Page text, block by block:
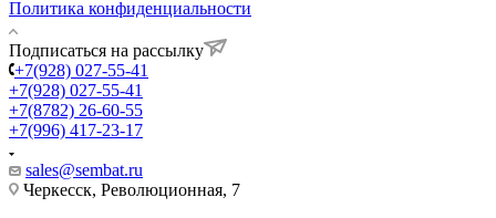
Политика конфиденциальности
Подписаться на рассылку
+7(928) 027-55-41
+7(928) 027-55-41
+7(8782) 26-60-55
+7(996) 417-23-17
sales@sembat.ru
Черкесск, Революционная, 7